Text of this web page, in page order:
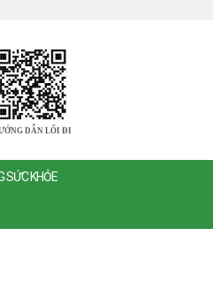
DẪN LỐI ĐI
SỨC KHỎE